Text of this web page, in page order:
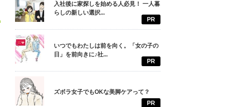
入社後に家探しを始める人必見！ 一人暮
らしの新しい選択...
PR
いつでもわたしは前を向く。「女の子の
日」を前向きに♪社...
PR
ズボラ女子でもOKな美脚ケアって？
PR